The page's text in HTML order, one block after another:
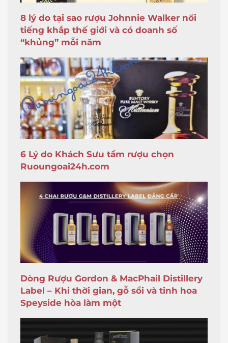
8 lý do tại sao rượu Johnnie Walker nổi
tiếng khắp thế giới và có doanh số
“khủng” mỗi năm
6 Lý do Khách Sưu tầm rượu chọn
Ruoungoai24h.com
Dòng Rượu Gordon & MacPhail Distillery
Label – Khi thời gian, gỗ sồi và tinh hoa
Speyside hòa làm một